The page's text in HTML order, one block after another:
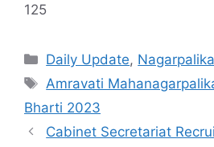
125
Categories
Daily Update,
Tags
Amravati
Bharti 2023
Cabinet Secretariat